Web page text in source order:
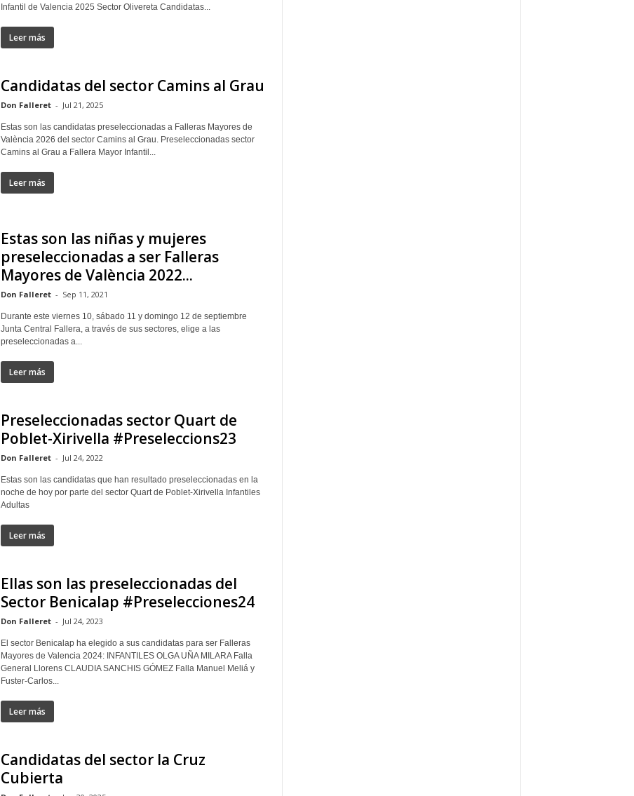
Infantil de Valencia 2025 Sector Olivereta Candidatas...
Leer más
Candidatas del sector Camins al Grau
Don Falleret - Jul 21, 2025
Estas son las candidatas preseleccionadas a Falleras Mayores de
València 2026 del sector Camins al Grau. Preseleccionadas sector
Camins al Grau a Fallera Mayor Infantil...
Leer más
Estas son las niñas y mujeres
preseleccionadas a ser Falleras
Mayores de València 2022...
Don Falleret - Sep 11, 2021
Durante este viernes 10, sábado 11 y domingo 12 de septiembre
Junta Central Fallera, a través de sus sectores, elige a las
preseleccionadas a...
Leer más
Preseleccionadas sector Quart de
Poblet-Xirivella #Preseleccions23
Don Falleret - Jul 24, 2022
Estas son las candidatas que han resultado preseleccionadas en la
noche de hoy por parte del sector Quart de Poblet-Xirivella Infantiles
Adultas
Leer más
Ellas son las preseleccionadas del
Sector Benicalap #Preselecciones24
Don Falleret - Jul 24, 2023
El sector Benicalap ha elegido a sus candidatas para ser Falleras
Mayores de Valencia 2024: INFANTILES OLGA UÑA MILARA Falla
General Llorens CLAUDIA SANCHIS GÓMEZ Falla Manuel Meliá y
Fuster-Carlos...
Leer más
Candidatas del sector la Cruz
Cubierta